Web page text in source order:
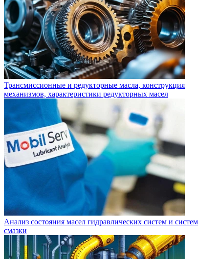
Трансмиссионные и редукторные масла, конструкция
механизмов, характеристики редукторных масел
Анализ состояния масел гидравлических систем и систем
смазки